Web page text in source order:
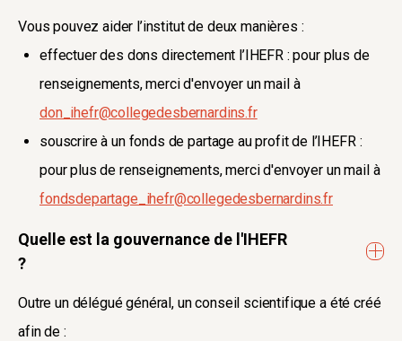
Vous pouvez aider l’institut de deux manières :
effectuer des dons directement l’IHEFR : pour plus de
renseignements, merci d'envoyer un mail à
don_ihefr@collegedesbernardins.fr
souscrire à un fonds de partage au profit de l’IHEFR :
pour plus de renseignements, merci d'envoyer un mail à
fondsdepartage_ihefr@collegedesbernardins.fr
Quelle est la gouvernance de l'IHEFR
?
Outre un délégué général, un conseil scientifique a été créé
afin de :